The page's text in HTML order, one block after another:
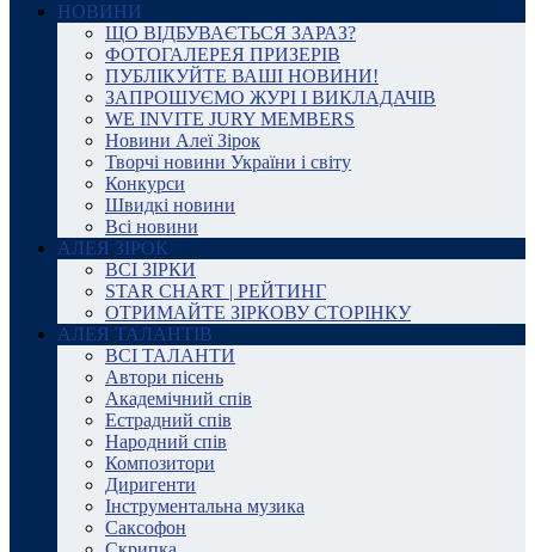
НОВИНИ
ЩО ВІДБУВАЄТЬСЯ ЗАРАЗ?
ФОТОГАЛЕРЕЯ ПРИЗЕРІВ
ПУБЛІКУЙТЕ ВАШІ НОВИНИ!
ЗАПРОШУЄМО ЖУРІ І ВИКЛАДАЧІВ
WE INVITE JURY MEMBERS
Новини Алеї Зірок
Творчі новини України і світу
Конкурси
Швидкі новини
Всі новини
АЛЕЯ ЗІРОК
ВСІ ЗІРКИ
STAR CHART | РЕЙТИНГ
ОТРИМАЙТЕ ЗІРКОВУ СТОРІНКУ
АЛЕЯ ТАЛАНТІВ
ВСІ ТАЛАНТИ
Автори пісень
Академічний спів
Естрадний спів
Народний спів
Композитори
Диригенти
Інструментальна музика
Саксофон